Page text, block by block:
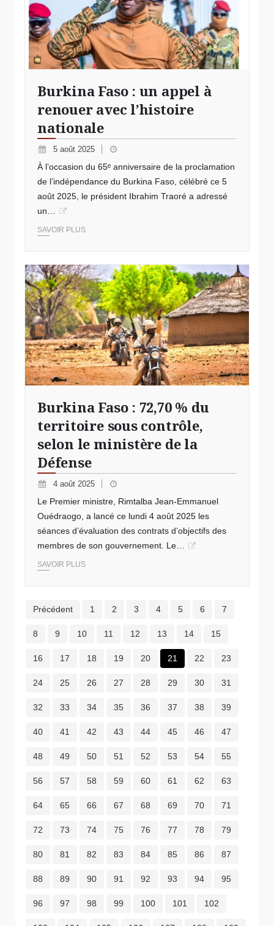
Burkina Faso : un appel à
renouer avec l’histoire
nationale
5 août 2025
À l’occasion du 65ᵉ anniversaire de la proclamation
de l’indépendance du Burkina Faso, célébré ce 5
août 2025, le président Ibrahim Traoré a adressé
un…
SAVOIR PLUS
Burkina Faso : 72,70 % du
territoire sous contrôle,
selon le ministère de la
Défense
4 août 2025
Le Premier ministre, Rimtalba Jean-Emmanuel
Ouédraogo, a lancé ce lundi 4 août 2025 les
séances d’évaluation des contrats d’objectifs des
membres de son gouvernement. Le…
SAVOIR PLUS
Précédent 1 2 3 4 5 6 7
8 9 10 11 12 13 14 15
16 17 18 19 20 21 22 23
24 25 26 27 28 29 30 31
32 33 34 35 36 37 38 39
40 41 42 43 44 45 46 47
48 49 50 51 52 53 54 55
56 57 58 59 60 61 62 63
64 65 66 67 68 69 70 71
72 73 74 75 76 77 78 79
80 81 82 83 84 85 86 87
88 89 90 91 92 93 94 95
96 97 98 99 100 101 102